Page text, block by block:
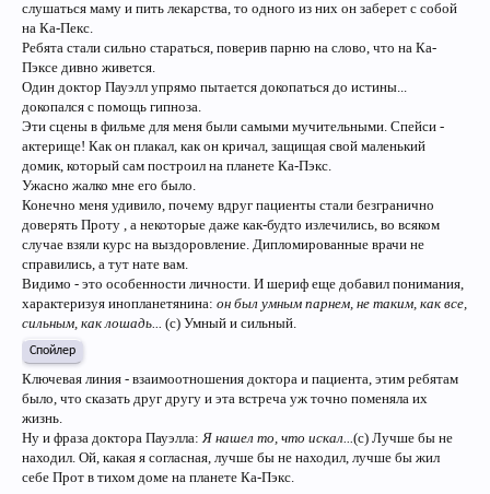
слушаться маму и пить лекарства, то одного из них он заберет с собой
на Ка-Пекс.
Ребята стали сильно стараться, поверив парню на слово, что на Ка-
Пэксе дивно живется.
Один доктор Пауэлл упрямо пытается докопаться до истины...
докопался с помощь гипноза.
Эти сцены в фильме для меня были самыми мучительными. Спейси -
актерище! Как он плакал, как он кричал, защищая свой маленький
домик, который сам построил на планете Ка-Пэкс.
Ужасно жалко мне его было.
Конечно меня удивило, почему вдруг пациенты стали безгранично
доверять Проту , а некоторые даже как-будто излечились, во всяком
случае взяли курс на выздоровление. Дипломированные врачи не
справились, а тут нате вам.
Видимо - это особенности личности. И шериф еще добавил понимания,
характеризуя инопланетянина: он был умным парнем, не таким, как все,
сильным, как лошадь...
(с) Умный и сильный.
Спойлер
Ключевая линия - взаимоотношения доктора и пациента, этим ребятам
было, что сказать друг другу и эта встреча уж точно поменяла их
жизнь.
Ну и фраза доктора Пауэлла: Я нашел то, что искал... (с) Лучше бы не
находил. Ой, какая я согласная, лучше бы не находил, лучше бы жил
себе Прот в тихом доме на планете Ка-Пэкс.